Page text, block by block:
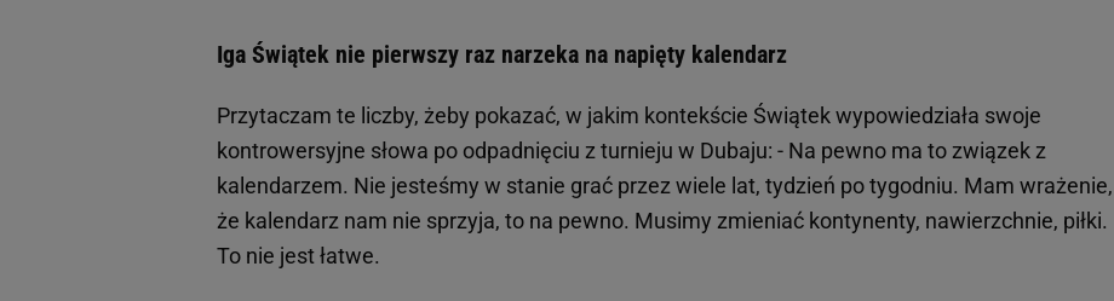
Iga Świątek nie pierwszy raz narzeka na napięty kalendarz
Przytaczam te liczby, żeby pokazać, w jakim kontekście Świątek wypowiedziała swoje
kontrowersyjne słowa po odpadnięciu z turnieju w Dubaju: - Na pewno ma to związek z
kalendarzem. Nie jesteśmy w stanie grać przez wiele lat, tydzień po tygodniu. Mam wrażenie,
że kalendarz nam nie sprzyja, to na pewno. Musimy zmieniać kontynenty, nawierzchnie, piłki.
To nie jest łatwe.